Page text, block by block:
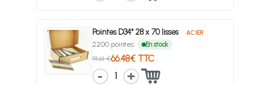
Pointes D34° 28 x 70 lisses ACIER
2200 pointes En stock
91.61 €66.48€ TTC
1